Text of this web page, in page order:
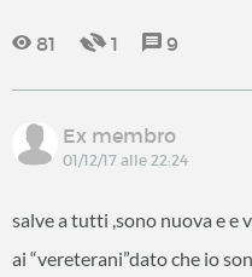
81 1 9
Ex membro
01/12/17 alle 22:24
salve a tutti ,sono nuova e e
ai “vereterani”dato che io